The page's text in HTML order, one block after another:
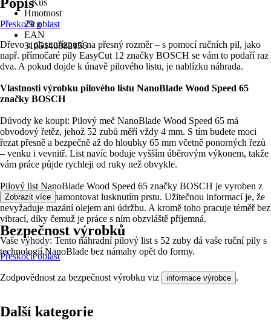
1 Kus
Hmotnost
29 g
EAN
3165140882156
Přeskočit oblast
Dřevo a plast uříznuté na přesný rozměr – s pomocí ručních pil, jako
např. přímočaré pily EasyCut 12 značky BOSCH se vám to podaří raz
dva. A pokud dojde k únavě pilového listu, je nablízku náhrada.
Vlastnosti výrobku pilového listu NanoBlade Wood Speed 65
značky BOSCH
Důvody ke koupi: Pilový meč NanoBlade Wood Speed 65 má
obvodový řetěz, jehož 52 zubů měří vždy 4 mm. S tím budete moci
řezat přesně a bezpečně až do hloubky 65 mm včetně ponorných řezů
– venku i vevnitř. List navíc boduje vyšším úběrovým výkonem, takže
vám práce půjde rychleji od ruky než obvykle.
Pilový list NanoBlade Wood Speed 65 značky BOSCH je vyroben z
kovu a lze ho namontovat lusknutím prstu. Užitečnou informací je, že
nevyžaduje mazání olejem ani údržbu. A kromě toho pracuje téměř bez
vibrací, díky čemuž je práce s ním obzvláště příjemná.
Vaše výhody: Tento náhradní pilový list s 52 zuby dá vaše ruční pily s
technologií NanoBlade bez námahy opět do formy.
Zobrazit více
Bezpečnost výrobků
Přeskočit oblast
Zodpovědnost za bezpečnost výrobku viz informace výrobce .
Další kategorie